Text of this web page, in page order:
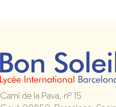
Camí de la Pava, nº 15